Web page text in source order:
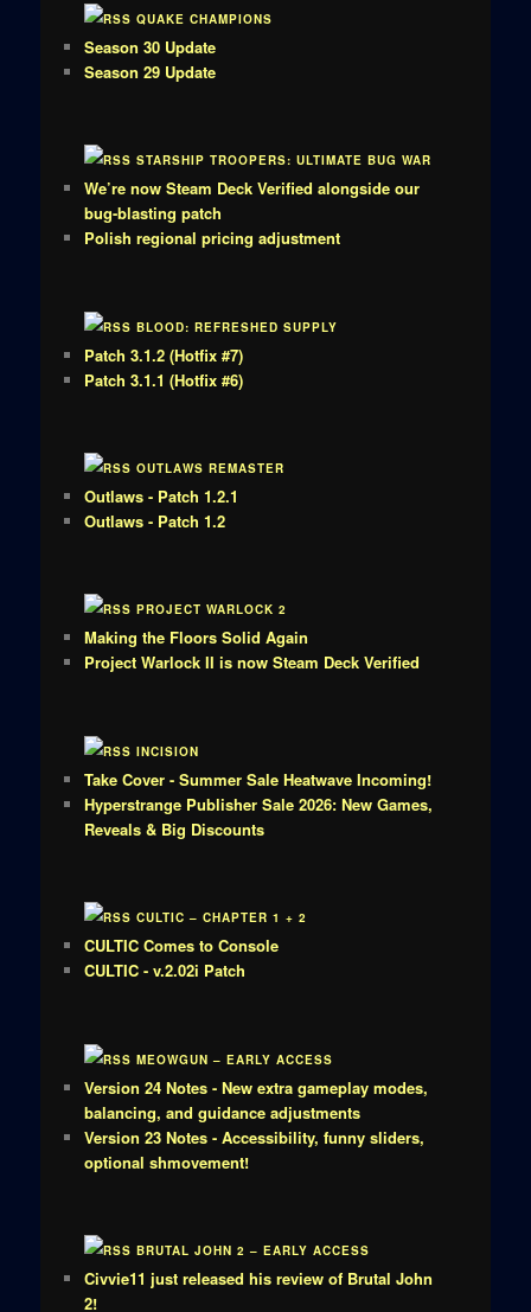
QUAKE CHAMPIONS
Season 30 Update
Season 29 Update
STARSHIP TROOPERS: ULTIMATE BUG WAR
We’re now Steam Deck Verified alongside our
bug-blasting patch
Polish regional pricing adjustment
BLOOD: REFRESHED SUPPLY
Patch 3.1.2 (Hotfix #7)
Patch 3.1.1 (Hotfix #6)
OUTLAWS REMASTER
Outlaws - Patch 1.2.1
Outlaws - Patch 1.2
PROJECT WARLOCK 2
Making the Floors Solid Again
Project Warlock II is now Steam Deck Verified
INCISION
Take Cover - Summer Sale Heatwave Incoming!
Hyperstrange Publisher Sale 2026: New Games,
Reveals & Big Discounts
CULTIC – CHAPTER 1 + 2
CULTIC Comes to Console
CULTIC - v.2.02i Patch
MEOWGUN – EARLY ACCESS
Version 24 Notes - New extra gameplay modes,
balancing, and guidance adjustments
Version 23 Notes - Accessibility, funny sliders,
optional shmovement!
BRUTAL JOHN 2 – EARLY ACCESS
Civvie11 just released his review of Brutal John
2!